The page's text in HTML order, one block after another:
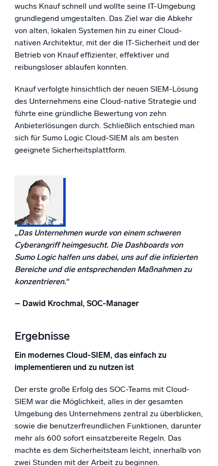
wuchs Knauf schnell und wollte seine IT-Umgebung
grundlegend umgestalten. Das Ziel war die Abkehr
von alten, lokalen Systemen hin zu einer Cloud-
nativen Architektur, mit der die IT-Sicherheit und der
Betrieb von Knauf effizienter, effektiver und
reibungsloser ablaufen konnten.
Knauf verfolgte hinsichtlich der neuen SIEM-Lösung
des Unternehmens eine Cloud-native Strategie und
führte eine gründliche Bewertung von zehn
Anbieterlösungen durch. Schließlich entschied man
sich für Sumo Logic Cloud-SIEM als am besten
geeignete Sicherheitsplattform.
„Das Unternehmen wurde von einem schweren
Cyberangriff heimgesucht. Die Dashboards von
Sumo Logic halfen uns dabei, uns auf die infizierten
Bereiche und die entsprechenden Maßnahmen zu
konzentrieren.“
– Dawid Krochmal, SOC-Manager
Ergebnisse
Ein modernes Cloud-SIEM, das einfach zu
implementieren und zu nutzen ist
Der erste große Erfolg des SOC-Teams mit Cloud-
SIEM war die Möglichkeit, alles in der gesamten
Umgebung des Unternehmens zentral zu überblicken,
sowie die benutzerfreundlichen Funktionen, darunter
mehr als 600 sofort einsatzbereite Regeln. Das
machte es dem Sicherheitsteam leicht, innerhalb von
zwei Stunden mit der Arbeit zu beginnen.